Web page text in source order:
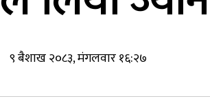
९ बैशाख २०८३, मंगलवार १६:२७